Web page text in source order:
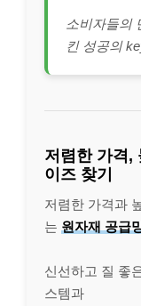
소비자들의
킨 성공의
저렴한 가격,
이즈 찾기
저렴한 가격과
는 원자재 공급
신선하고 질 좋
스템과